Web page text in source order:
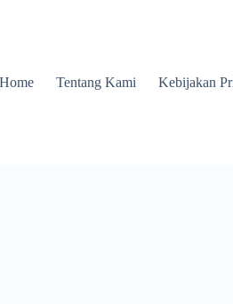
Home Tentang Kami Kebijakan